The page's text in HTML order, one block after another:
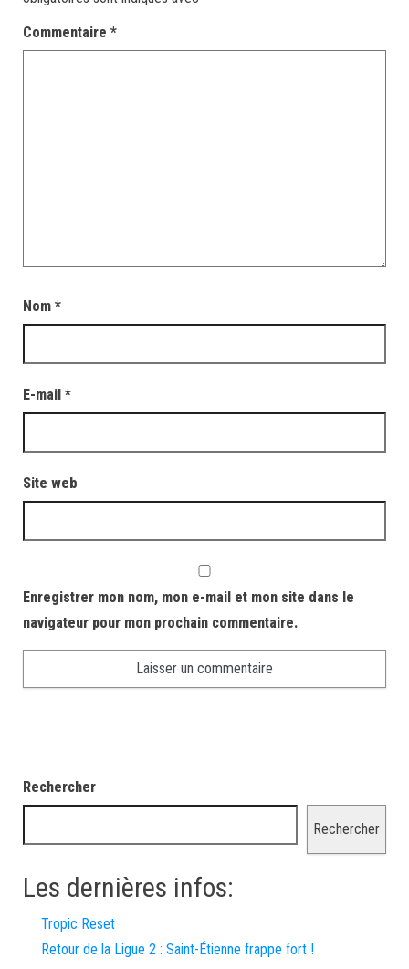
Commentaire *
Nom *
E-mail *
Site web
Enregistrer mon nom, mon e-mail et mon site dans le
navigateur pour mon prochain commentaire.
Rechercher
Rechercher
Les dernières infos:
Tropic Reset
Retour de la Ligue 2 : Saint-Étienne frappe fort !